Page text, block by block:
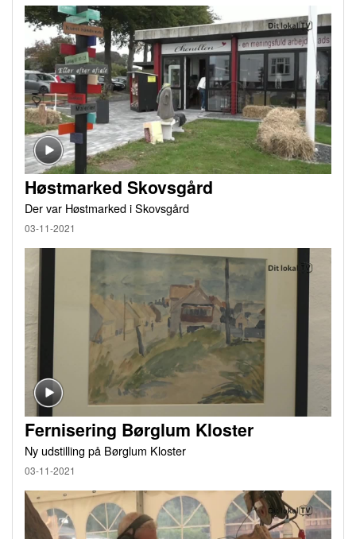
Høstmarked Skovsgård
Der var Høstmarked i Skovsgård
03-11-2021
Fernisering Børglum Kloster
Ny udstilling på Børglum Kloster
03-11-2021